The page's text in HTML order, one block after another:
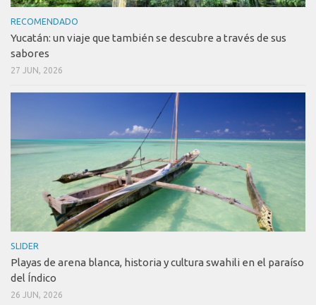
RECOMENDADO
Yucatán: un viaje que también se descubre a través de sus
sabores
27 JUN, 2026
SLIDER
Playas de arena blanca, historia y cultura swahili en el paraíso
del Índico
26 JUN, 2026